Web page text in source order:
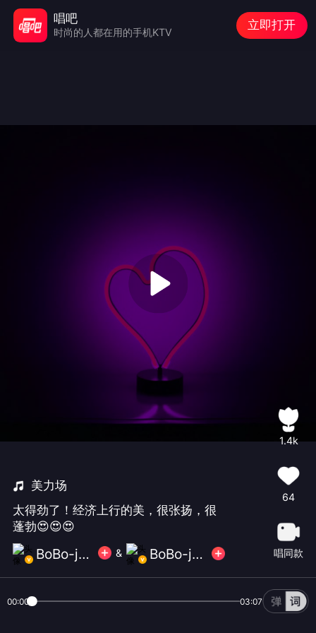
美力场
太得劲了！经济上行的美，很张扬，很
蓬勃😍😍😍
BoBo-janny ⁧ 🐰 & BoBo-janny ⁧ 🐰
1.4k
64
唱同款
00:00 03:07
唱吧
时尚的人都在用的手机KTV
立即打开